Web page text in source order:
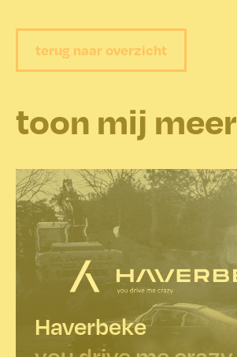
Haverbeke
toon mij meer
terug naar overzicht